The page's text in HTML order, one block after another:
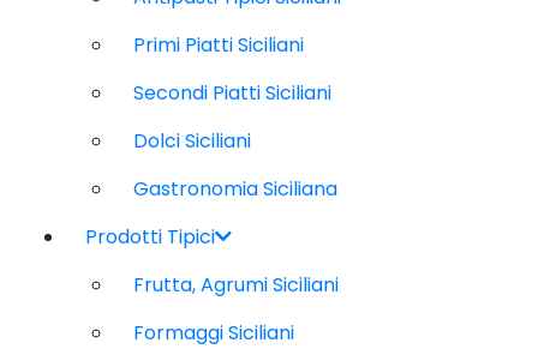
Primi Piatti Siciliani
Secondi Piatti Siciliani
Dolci Siciliani
Gastronomia Siciliana
Prodotti Tipici
Frutta, Agrumi Siciliani
Formaggi Siciliani